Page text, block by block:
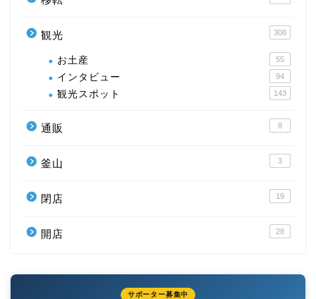
観光 308
お土産 55
インタビュー 94
観光スポット 143
通販 8
釜山 3
閉店 19
開店 28
サポーター募集中